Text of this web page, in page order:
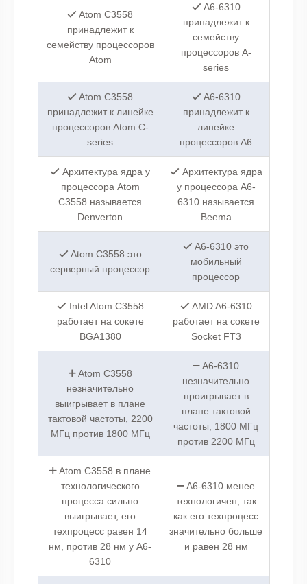
Atom C3558
принадлежит к
семейству процессоров
Atom
A6-6310
принадлежит к
семейству
процессоров A-
series
Atom C3558
принадлежит к линейке
процессоров Atom C-
series
A6-6310
принадлежит к
линейке
процессоров A6
Архитектура ядра у
процессора Atom
C3558 называется
Denverton
Архитектура ядра
у процессора A6-
6310 называется
Beema
Atom C3558 это
серверный процессор
A6-6310 это
мобильный
процессор
Intel Atom C3558
работает на сокете
BGA1380
AMD A6-6310
работает на сокете
Socket FT3
Atom C3558
незначительно
выигрывает в плане
тактовой частоты, 2200
МГц против 1800 МГц
A6-6310
незначительно
проигрывает в
плане тактовой
частоты, 1800 МГц
против 2200 МГц
Atom C3558 в плане
технологического
процесса сильно
выигрывает, его
техпроцесс равен 14
нм, против 28 нм у A6-
6310
A6-6310 менее
технологичен, так
как его техпроцесс
значительно больше
и равен 28 нм